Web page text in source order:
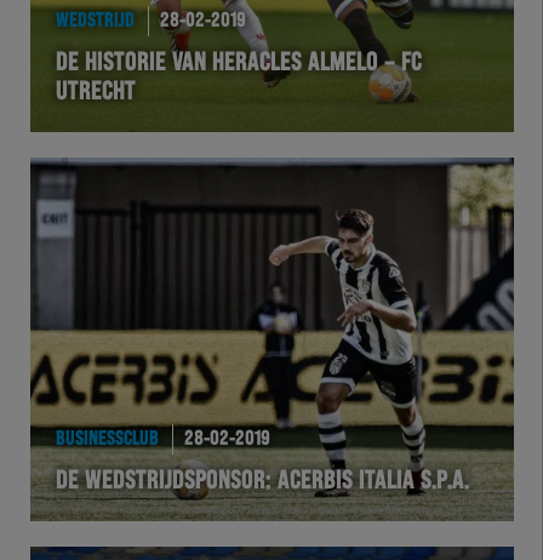
BusinessClub
Foundation
Herakids
Team Zwart Wit
eSports
Academie
WEDSTRIJD 28-02-2019
DE HISTORIE VAN HERACLES ALMELO – FC
UTRECHT
BUSINESSCLUB 28-02-2019
DE WEDSTRIJDSPONSOR: ACERBIS ITALIA S.P.A.